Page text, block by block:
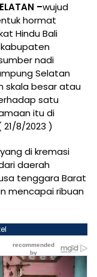
–wujud
hormat
Hindu Bali
nadi
Selatan
skala besar atau
satu
itu di
8/2023 )
di kremasi
daerah
tenggara Barat
mencapai ribuan